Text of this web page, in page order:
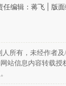
任编辑：蒋飞 | 版
所有，未经作者及
站信息内容转载授